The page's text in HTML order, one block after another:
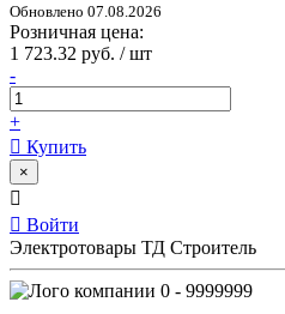
Обновлено 07.08.2026
Розничная цена:
1 723.32 руб. / шт
-
+
Купить
×
Войти
Электротовары ТД Строитель
0 - 9999999